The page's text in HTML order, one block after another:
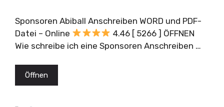
Sponsoren Abiball Anschreiben WORD und PDF-
Datei – Online
4.46 [ 5266 ] ÖFFNEN
Wie schreibe ich eine Sponsoren Anschreiben …
Öffnen